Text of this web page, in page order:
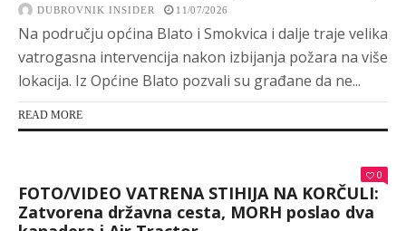
DUBROVNIK INSIDER 11/07/2026
Na području općina Blato i Smokvica i dalje traje velika
vatrogasna intervencija nakon izbijanja požara na više
lokacija. Iz Općine Blato pozvali su građane da ne...
READ MORE
0
FOTO/VIDEO VATRENA STIHIJA NA KORČULI:
Zatvorena državna cesta, MORH poslao dva